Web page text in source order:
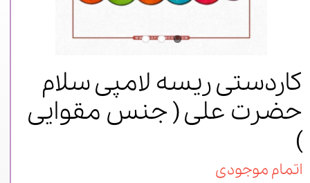
کاردستی ریسه لامپی سلام
حضرت علی ( جنس مقوایی
)
اتمام موجودی